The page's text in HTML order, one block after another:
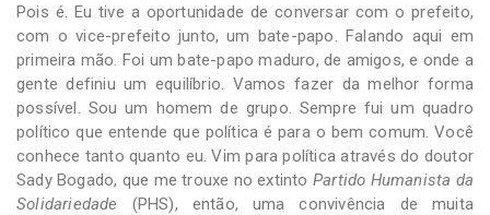
Pois é. Eu tive a oportunidade de conversar com o prefeito,
com o vice-prefeito junto, um bate-papo. Falando aqui em
primeira mão. Foi um bate-papo maduro, de amigos, e onde a
gente definiu um equilíbrio. Vamos fazer da melhor forma
possível. Sou um homem de grupo. Sempre fui um quadro
político que entende que política é para o bem comum. Você
conhece tanto quanto eu. Vim para política através do doutor
Sady Bogado, que me trouxe no extinto Partido Humanista da
Solidariedade (PHS), então, uma convivência de muita